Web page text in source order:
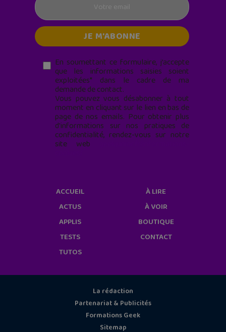
En soumettant ce formulaire, j’accepte
que les informations saisies soient
exploitées* dans le cadre de ma
demande de contact.
Vous pouvez vous désabonner à tout
moment en cliquant sur le lien en bas de
page de nos emails. Pour obtenir plus
d'informations sur nos pratiques de
confidentialité, rendez-vous sur notre
site web
ACCUEIL
ACTUS
APPLIS
TESTS
TUTOS
À LIRE
À VOIR
BOUTIQUE
CONTACT
La rédaction
Partenariat & Publicités
Formations Geek
Sitemap